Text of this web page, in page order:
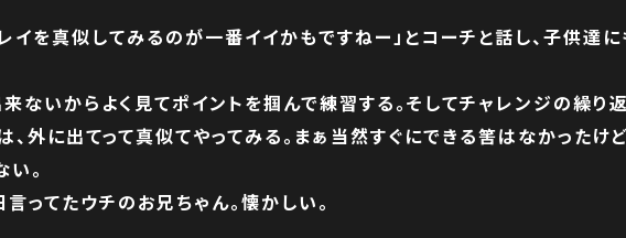
イを真似してみるのが一番イイかもですねー」とコーチと話し、子供達
ないからよく見てポイントを掴んで練習する。そしてチャレンジの繰り返
外に出てって真似てやってみる。まぁ当然すぐにできる筈はなかったけ
。
言ってたウチのお兄ちゃん。懐かしい。